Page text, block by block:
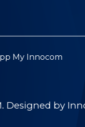
My Innocom
Designed by